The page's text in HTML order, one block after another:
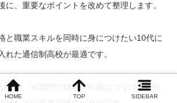
に、重要なポイントを改めて整理します。
と職業スキルを同時に身につけたい10代に
れた通信制高校が最適です。
あり、短期間で就職・転職につなげたい社
HOME TOP SIDEBAR